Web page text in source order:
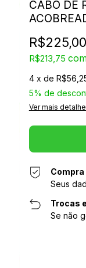
CABO DE
R$225,00
R$213,75
4 x de
5% de
Ver mais
Seus
Trocas
Se não